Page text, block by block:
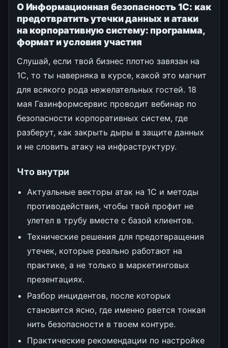
О Информационная безопасность 1С: как
предотвратить утечки данных и атаки
на корпоративную систему: программа,
формат и условия участия
Слушай, если твой бизнес плотно завязан на
1С, то ты наверняка в курсе, какой это магнит
для всякого рода нежелательных гостей. 18
мая Газинформсервис проводит вебинар по
безопасности корпоративных систем, где
разберут, как закрыть дыры в защите данных
и не словить атаку на инфраструктуру.
Что внутри
Актуальные векторы атак на 1С и методы
противодействия, чтобы твой профит не
улетел в трубу вместе с базой клиентов.
Технические решения для предотвращения
утечек, которые реально работают на
практике, а не только в маркетинговых
презентациях.
Разбор инцидентов, после которых
становится ясно, где именно рвется тонкая
нить безопасности в твоем контуре.
Практические рекомендации по настройке